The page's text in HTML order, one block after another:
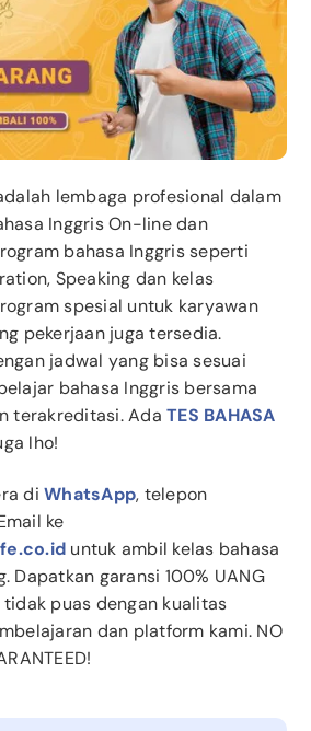
lembaga profesional dalam
Inggris On-line dan
bahasa Inggris seperti
Speaking dan kelas
spesial untuk karyawan
pekerjaan juga tersedia.
jadwal yang bisa sesuai
bahasa Inggris bersama
terakreditasi. Ada TES BAHASA
lho!
diWhatsApp, telepon
ke
untuk ambil kelas bahasa
Dapatkan garansi 100% UANG
tidak puas dengan kualitas
dan platform kami. NO